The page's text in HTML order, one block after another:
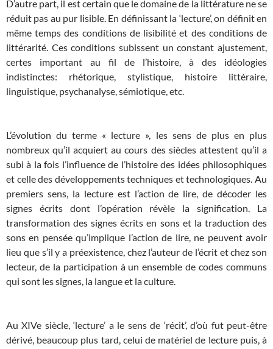
D’autre part, il est certain que le domaine de la littérature ne se
réduit pas au pur lisible. En définissant la ‘lecture’, on définit en
même temps des conditions de lisibilité et des conditions de
littérarité. Ces conditions subissent un constant ajustement,
certes important au fil de l’histoire, à des idéologies
indistinctes: rhétorique, stylistique, histoire littéraire,
linguistique, psychanalyse, sémiotique, etc.
L’évolution du terme « lecture », les sens de plus en plus
nombreux qu’il acquiert au cours des siècles attestent qu’il a
subi à la fois l’influence de l’histoire des idées philosophiques
et celle des développements techniques et technologiques. Au
premiers sens, la lecture est l’action de lire, de décoder les
signes écrits dont l’opération révèle la signification. La
transformation des signes écrits en sons et la traduction des
sons en pensée qu’implique l’action de lire, ne peuvent avoir
lieu que s’il y a préexistence, chez l’auteur de l’écrit et chez son
lecteur, de la participation à un ensemble de codes communs
qui sont les signes, la langue et la culture.
Au XIVe siècle, ‘lecture’ a le sens de ‘récit’, d’où fut peut-être
dérivé, beaucoup plus tard, celui de matériel de lecture puis, à